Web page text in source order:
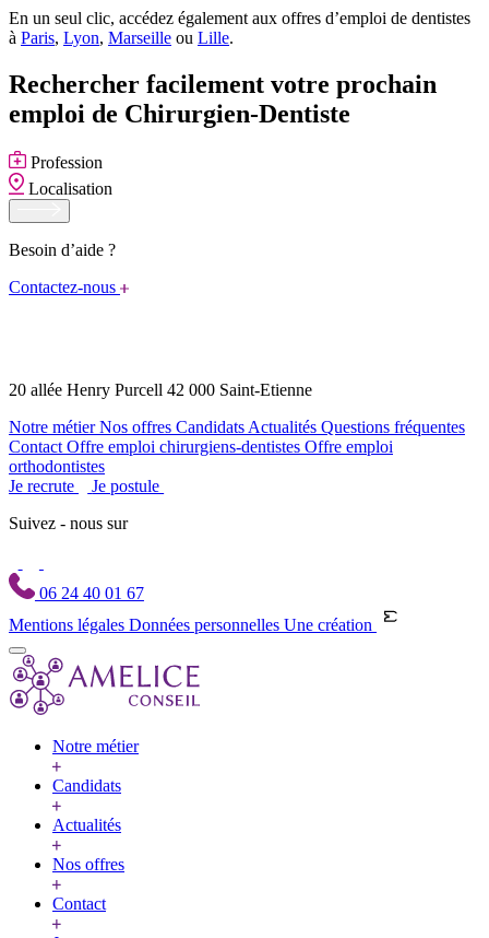
En un seul clic, accédez également aux offres d’emploi de dentistes
à Paris, Lyon, Marseille ou Lille.
Rechercher facilement votre prochain
emploi de Chirurgien-Dentiste
Profession
Localisation
Besoin d’aide ?
Contactez-nous
20 allée Henry Purcell 42 000 Saint-Etienne
Notre métierNos offres Candidats Actualités Questions fréquentes
Contact Offre emploi chirurgiens-dentistes Offre emploi
orthodontistes
Je recrute
Je postule
Suivez - nous sur
06 24 40 01 67
Mentions légales Données personnelles Une création
Notre métier
Candidats
Actualités
Nos offres
Contact